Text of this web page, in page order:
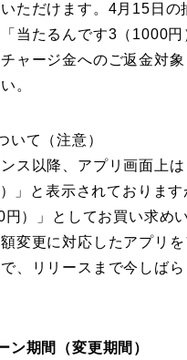
ただけます。4月15日の
当たるんです3（1000円
ャージ金へのご返金対
。
いて（注意）
ス以降、アプリ画面上は
」と表示されております
円）」としてお買い求め
変更に対応したアプリ
、リリースまで今しば
ン期間（変更期間）